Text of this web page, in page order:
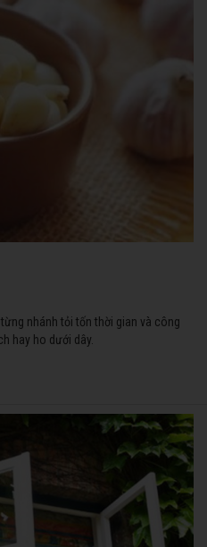
nhánh tỏi tốn thời gian và công
hay ho dưới dây.